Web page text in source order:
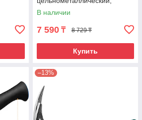
STAYER Professional 20205
В наличии
7 590 ₸ 8 729 ₸
Купить
–13%